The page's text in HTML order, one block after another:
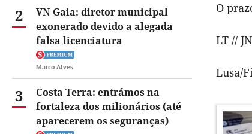
2
VN Gaia: diretor municipal
exonerado devido a alegada
falsa licenciatura
Marco Alves
3
Costa Terra: entrámos na
fortaleza dos milionários (até
aparecerem os seguranças)
O
LT //
Lusa/